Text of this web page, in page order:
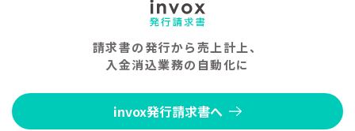
請求書の発行から売上計上、
入金消込業務の自動化に
invox発行請求書へ